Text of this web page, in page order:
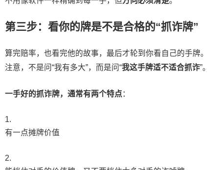
第三步：看你的牌是不是合格的“抓诈牌”
算完赔率，也看完他的故事，最后才轮到你看自己的手牌。
注意，不是问“我有多大”，而是问“我这手牌适不适合抓诈”。
一手好的抓诈牌，通常有两个特点：
有一点摊牌价值